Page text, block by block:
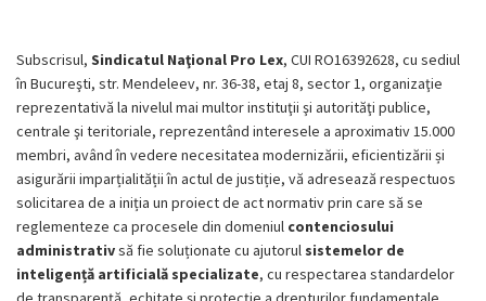
Subscrisul, Sindicatul Naţional Pro Lex, CUI RO16392628, cu sediul
în Bucureşti, str. Mendeleev, nr. 36-38, etaj 8, sector 1, organizaţie
reprezentativă la nivelul mai multor instituţii şi autorităţi publice,
centrale şi teritoriale, reprezentând interesele a aproximativ 15.000
membri, având în vedere necesitatea modernizării, eficientizării și
asigurării imparțialității în actul de justiție, vă adresează respectuos
solicitarea de a iniția un proiect de act normativ prin care să se
reglementeze ca procesele din domeniul contenciosului
administrativsă fie soluționate cu ajutorul sistemelor de
inteligență artificială specializate, cu respectarea standardelor